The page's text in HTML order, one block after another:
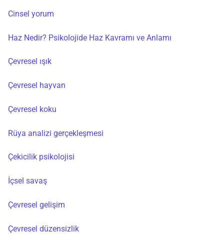
Cinsel yorum
Haz Nedir? Psikolojide Haz Kavramı ve Anlamı
Çevresel ışık
Çevresel hayvan
Çevresel koku
Rüya analizi gerçekleşmesi
Çekicilik psikolojisi
İçsel savaş
Çevresel gelişim
Çevresel düzensizlik